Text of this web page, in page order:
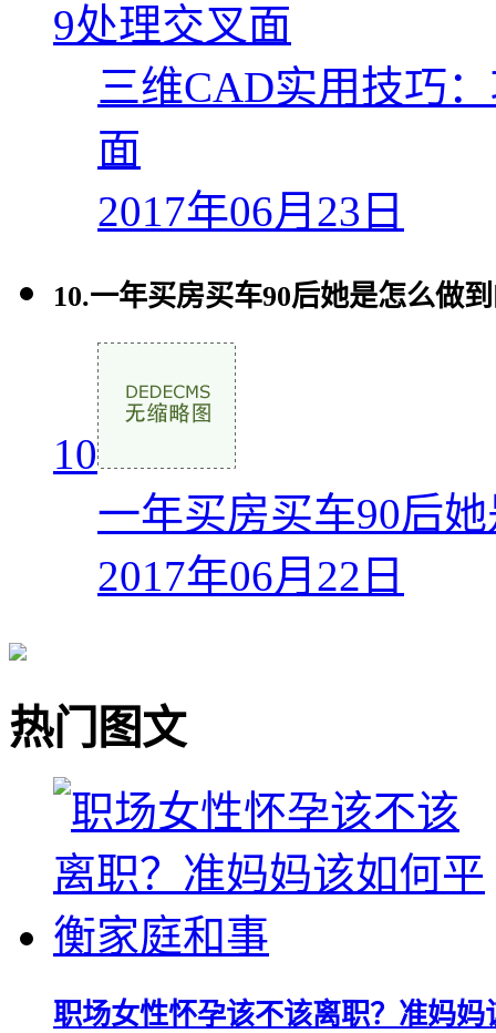
9
三维CAD实用技巧
面
2017年06月23日
10.一年买房买车90后她是怎么做
10
一年买房买车90后
2017年06月22日
热门图文
职场女性怀孕该不该离职？准妈